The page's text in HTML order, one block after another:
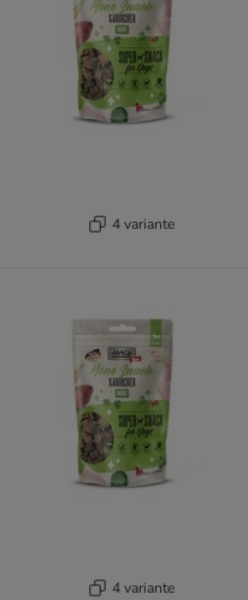
4 variante
4 variante